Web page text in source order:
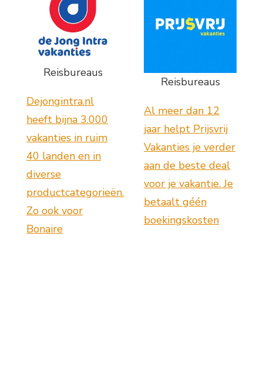
Reisbureaus
Dejongintra.nl
heeft bijna 3.000
vakanties in ruim
40 landen en in
diverse
productcategorieën.
Zo ook voor
Bonaire
Reisbureaus
Al meer dan 12
jaar helpt Prijsvrij
Vakanties je verder
aan de beste deal
voor je vakantie. Je
betaalt géén
boekingskosten